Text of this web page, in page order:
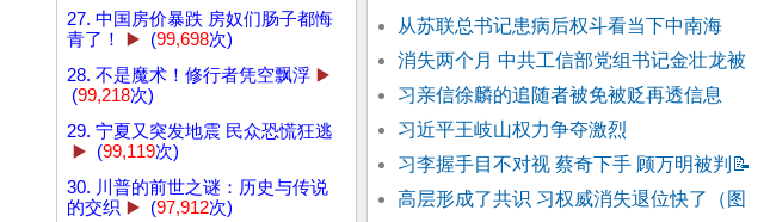
27. 中国房价暴跌 房奴们肠子都悔
青了！
▶️ (99,698次)
28. 不是魔术！修行者凭空飘浮 ▶️
(99,218次)
29. 宁夏又突发地震 民众恐慌狂逃
▶️ (99,119次)
30. 川普的前世之谜：历史与传说
的交织 ▶️ (97,912次)
从苏联总书记患病后权斗看当下中南海
消失两个月 中共工信部党组书记金壮龙被
习亲信徐麟的追随者被免被贬再透信息
习近平王岐山权力争夺激烈
习李握手目不对视 蔡奇下手 顾万明被判 📝
高层形成了共识 习权威消失退位快了（图